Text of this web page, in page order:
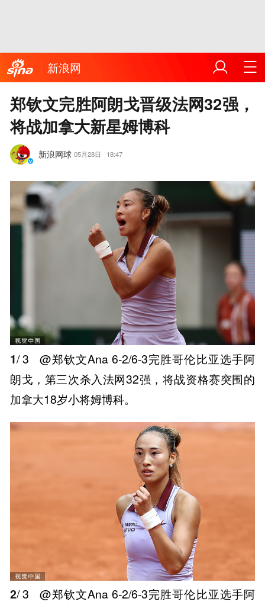
新浪网
郑钦文完胜阿朗戈晋级法网32强，
将战加拿大新星姆博科
新浪网球 05月28日 18:47
1/ 3
@郑钦文Ana 6-2/6-3完胜哥伦比亚选手阿
朗戈，第三次杀入法网32强，将战资格赛突围的
加拿大18岁小将姆博科。 ​​​ ​
2/ 3
@郑钦文Ana 6-2/6-3完胜哥伦比亚选手阿